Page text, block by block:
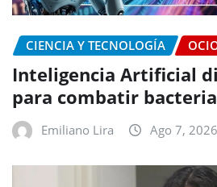
CIENCIA Y TECNOLOGÍA
Inteligencia Artificial
para combatir
Emiliano Lira Ago 7, 2026